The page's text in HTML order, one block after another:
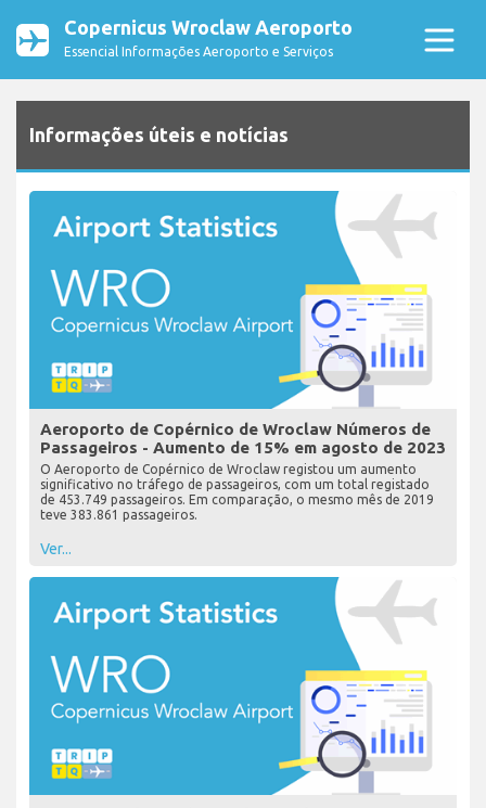
Copernicus Wroclaw Aeroporto
Essencial Informações Aeroporto e Serviços
Informações úteis e notícias
Aeroporto de Copérnico de Wroclaw Números de
Passageiros - Aumento de 15% em agosto de 2023
O Aeroporto de Copérnico de Wroclaw registou um aumento
significativo no tráfego de passageiros, com um total registado
de 453.749 passageiros. Em comparação, o mesmo mês de 2019
teve 383.861 passageiros.
Ver...